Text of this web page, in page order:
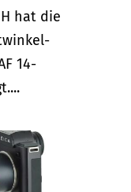
hat die
14-